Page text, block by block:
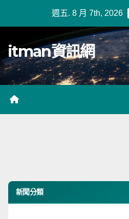
週五. 8 月 7th, 2026
itman資訊網
新聞分類